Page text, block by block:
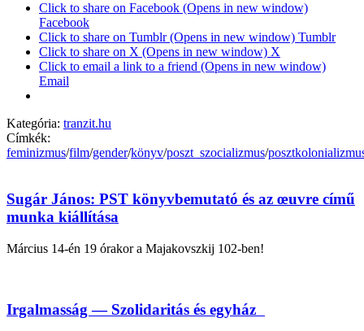
Click to share on Facebook (Opens in new window)
Facebook
Click to share on Tumblr (Opens in new window) Tumblr
Click to share on X (Opens in new window) X
Click to email a link to a friend (Opens in new window)
Email
Kategória: tranzit.hu
Címkék:
feminizmus/film/gender/könyv/poszt_szocializmus/
Sugár János: PST könyvbemutató és az œuvre című
munka kiállítása
Március 14-én 19 órakor a Majakovszkij 102-ben!
Irgalmasság — Szolidaritás és egyház